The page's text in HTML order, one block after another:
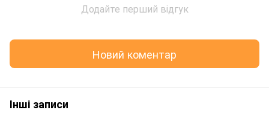
Додайте перший відгук
Новий коментар
Інші записи